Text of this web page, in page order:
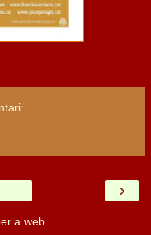
›
a web